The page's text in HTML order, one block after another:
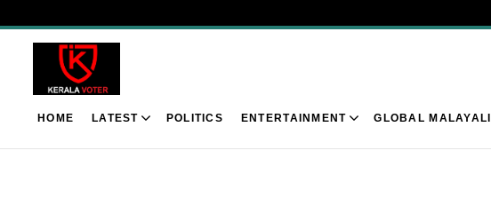
HOME LATEST POLITICS ENTERTAINMENT GLOBAL MALAYALI